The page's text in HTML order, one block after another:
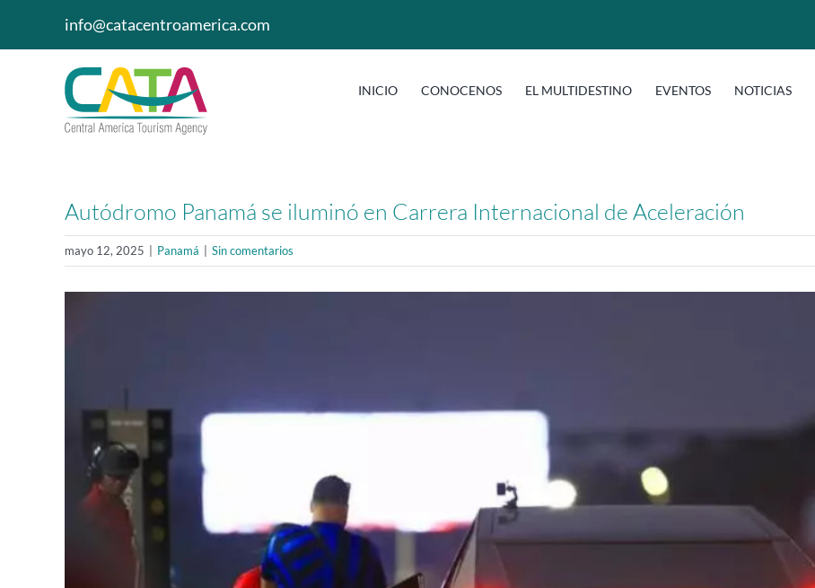
info@catacentroamerica.com
INICIO CONOCENOS EL MULTIDESTINO EVENTOS NOTICIAS
Autódromo Panamá se iluminó en Carrera Internacional de Aceleración
mayo 12, 2025 Panamá Sin comentarios